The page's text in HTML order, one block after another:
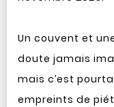
Un couvent et
doute jamais
mais c’est
empreints de